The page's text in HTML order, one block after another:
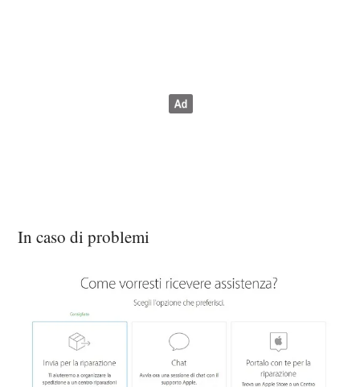
In caso di problemi